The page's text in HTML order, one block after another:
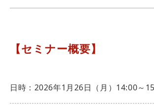
【セミナー概要】
日時：2026年1月26日（月）14:00～